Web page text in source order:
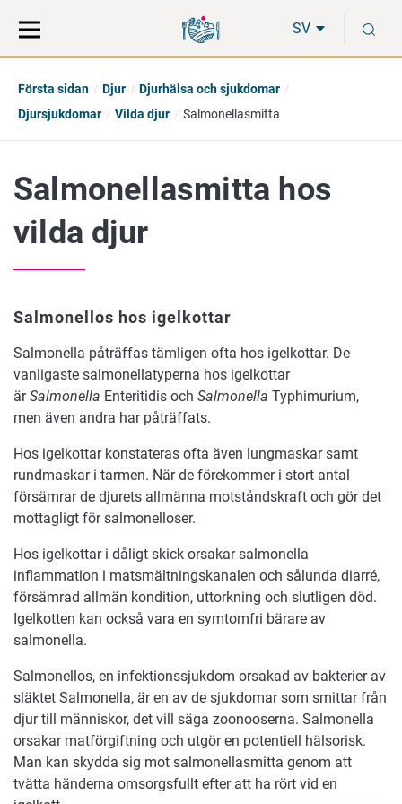
direkt
till
på
hela
SV
Första sidan Djur
Djurhälsa och sjukdomar
Djursjukdomar
Vilda djur Salmonellasmitta
Salmonellasmitta hos
vilda djur
Salmonellos hos igelkottar
Salmonella påträffas tämligen ofta hos igelkottar. De
vanligaste salmonellatyperna hos igelkottar
ärSalmonella Enteritidis och Salmonella Typhimurium,
men även andra har påträffats.
Hos igelkottar konstateras ofta även lungmaskar samt
rundmaskar i tarmen. När de förekommer i stort antal
försämrar de djurets allmänna motståndskraft och gör det
mottagligt för salmonelloser.
Hos igelkottar i dåligt skick orsakar salmonella
inflammation i matsmältningskanalen och sålunda diarré,
försämrad allmän kondition, uttorkning och slutligen död.
Igelkotten kan också vara en symtomfri bärare av
salmonella.
Salmonellos, en infektionssjukdom orsakad av bakterier av
släktet Salmonella, är en av de sjukdomar som smittar från
djur till människor, det vill säga zoonooserna. Salmonella
orsakar matförgiftning och utgör en potentiell hälsorisk.
Man kan skydda sig mot salmonellasmitta genom att
tvätta händerna omsorgsfullt efter att ha rört vid en